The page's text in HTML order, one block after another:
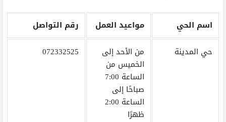
اسم الحي مواعيد العمل
رقم التواصل
حي المدينة
من الأحد إلى
الخميس من
الساعة 7:00
صباحًا إلى
الساعة 2:00
ظهرًا
072332525